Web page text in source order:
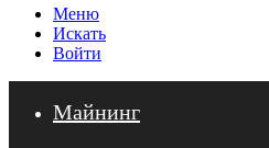
Меню
Искать
Войти
Майнинг